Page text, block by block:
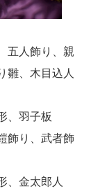
五人飾り、親
雛、木目込人
、羽子板
飾り、武者飾
、金太郎人